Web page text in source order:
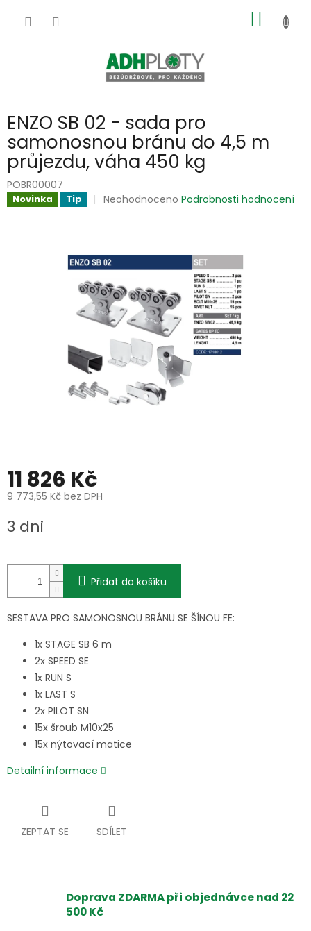
KOŠÍK
ENZO SB 02 - sada pro
samonosnou bránu do 4,5 m
průjezdu, váha 450 kg
POBR00007
Novinka Tip
Průměrné
z
hvězdiček.
Neohodnoceno Podrobnosti hodnocení
11 826 Kč
9 773,55 Kč bez DPH
cena:
3 dni
Přidat do košíku
SESTAVA PRO SAMONOSNOU BRÁNU SE ŠÍNOU FE:
1x STAGE SB 6 m
2x SPEED SE
1x RUN S
1x LAST S
2x PILOT SN
15x šroub M10x25
15x nýtovací matice
Detailní informace
ZEPTAT SE SDÍLET
Doprava ZDARMA při objednávce nad 22
500 Kč